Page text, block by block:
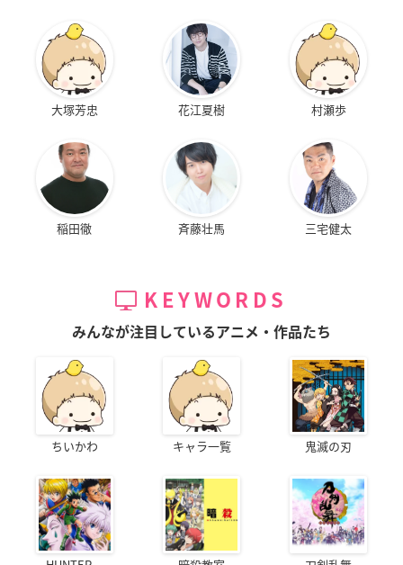
大塚芳忠 花江夏樹 村瀬歩
稲田徹 斉藤壮馬 三宅健太
KEYWORDS
みんなが注目しているアニメ・作品たち
ちいかわ キャラ一覧 鬼滅の刃